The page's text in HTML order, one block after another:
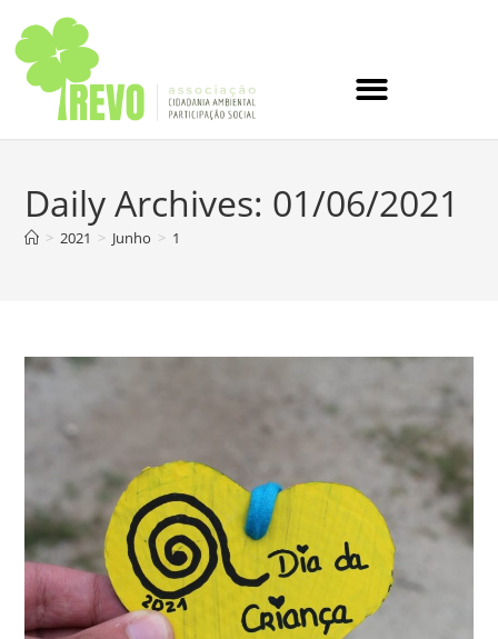
Daily Archives: 01/06/2021
> 2021 > Junho > 1